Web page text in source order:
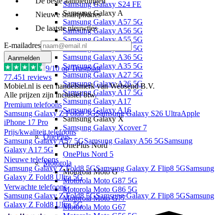
Samsung Galaxy S24 FE
Samsung Galaxy A
Samsung Galaxy A57 5G
Samsung Galaxy A56 5G
Samsung Galaxy A55 5G
Samsung Galaxy A37 5G
Samsung Galaxy A36 5G
Samsung Galaxy A35 5G
Samsung Galaxy A27 5G
Samsung Galaxy A26 5G
Samsung Galaxy A17 5G
Samsung Galaxy A17
Samsung Galaxy A16
Samsung Galaxy X
Samsung Galaxy Xcover 7
OnePlus
OnePlus Nord
OnePlus Nord 5
Motorola
Motorola Moto G
Motorola Moto G87 5G
Motorola Moto G86 5G
Motorola Moto G77
Motorola Moto G67
Nieuwe smartphones
De laatste nieuwtjes
E-mailadres
Aanmelden
9/10 op Trustpilot
77.451 reviews
Mobiel.nl is een handelsmerk van Websend B.V.
Alle prijzen zijn inclusief btw.
Premium telefoons
Samsung Galaxy Z Fold8 5GSamsung Galaxy S26 UltraApple
iPhone 17 Pro
Prijs/kwaliteit telefoons
Samsung Galaxy A57 5GSamsung Galaxy A56 5GSamsung
Galaxy A17 5G
Nieuwe telefoons
Samsung Galaxy Z Fold8 5GSamsung Galaxy Z Flip8 5GSamsung
Galaxy Z Fold8 Ultra 5G
Verwachte telefoons
Samsung Galaxy Z Fold8 5GSamsung Galaxy Z Flip8 5GSamsung
Galaxy Z Fold8 Ultra 5G